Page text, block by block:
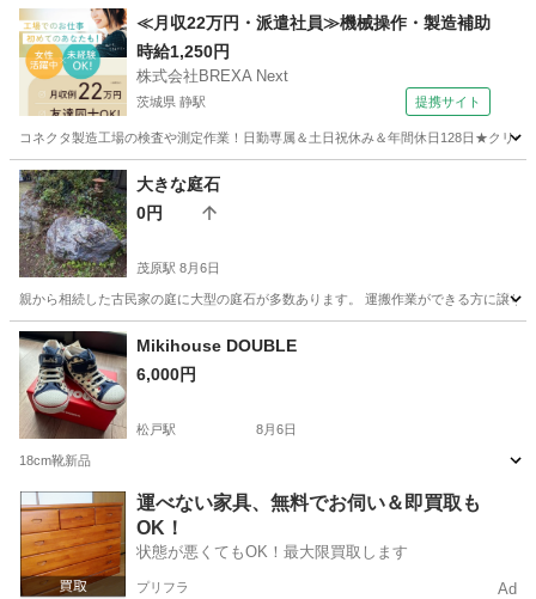
千葉 千葉市 桜木駅 その他
≪月収22万円・派遣社員≫機械操作・製造補助
時給1,250円
株式会社BREXA Next
茨城県 静駅 提携サイト
コネクタ製造工場の検査や測定作業！日勤専属＆土日祝休み＆年間休日128日★クリ
茨城 常陸大宮市 静駅
大きな庭石
0円
茂原駅 8月6日
親から相続した古民家の庭に大型の庭石が多数あります。 運搬作業ができる方に譲
千葉 長生郡
Mikihouse DOUBLE
6,000円
松戸駅 8月6日
18cm靴新品
千葉 松戸市 松戸駅 その他 新品
運べない家具、無料でお伺い＆即買取も
OK！
状態が悪くてもOK！最大限買取します
プリフラ Ad